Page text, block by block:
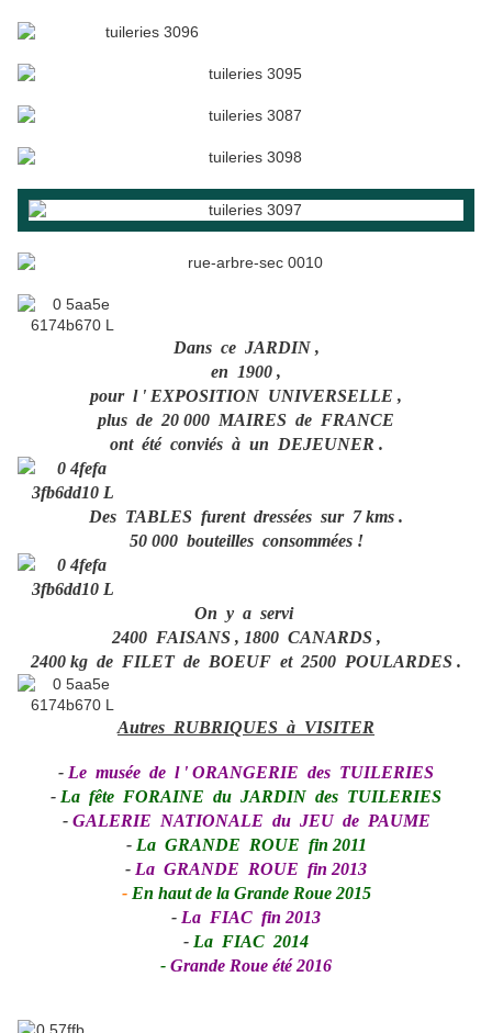
Dans ce JARDIN ,
en 1900 ,
pour l ' EXPOSITION UNIVERSELLE ,
plus de 20 000 MAIRES de FRANCE
ont été conviés à un DEJEUNER .
Des TABLES furent dressées sur 7 kms .
50 000 bouteilles consommées !
On y a servi
2400 FAISANS , 1800 CANARDS ,
2400 kg de FILET de BOEUF et 2500 POULARDES .
Autres RUBRIQUES à VISITER
- Le musée de l ' ORANGERIE des TUILERIES
- La fête FORAINE du JARDIN des TUILERIES
- GALERIE NATIONALE du JEU de PAUME
- La GRANDE ROUE fin 2011
- La GRANDE ROUE fin 2013
- En haut de la Grande Roue 2015
- La FIAC fin 2013
- La FIAC 2014
- Grande Roue été 2016